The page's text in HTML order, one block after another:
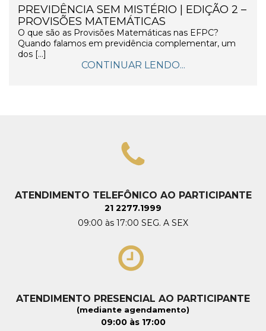
PREVIDÊNCIA SEM MISTÉRIO | EDIÇÃO 2 –
PROVISÕES MATEMÁTICAS
O que são as Provisões Matemáticas nas EFPC?
Quando falamos em previdência complementar, um
dos […]
CONTINUAR LENDO...
ATENDIMENTO TELEFÔNICO AO PARTICIPANTE
21 2277.1999
09:00 às 17:00 SEG. A SEX
ATENDIMENTO PRESENCIAL AO PARTICIPANTE
(mediante agendamento)
09:00 às 17:00